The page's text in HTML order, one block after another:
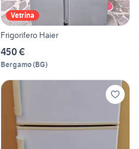
Vetrina
Frigorifero Haier
450 €
Bergamo(BG)